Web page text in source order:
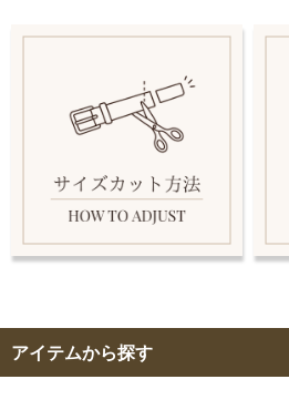
アイテムから探す